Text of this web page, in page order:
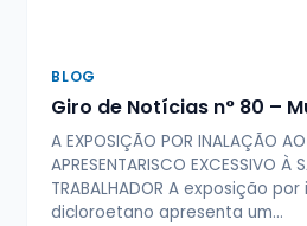
BLOG
Giro de Notícias n° 80 –
A EXPOSIÇÃO POR INALAÇÃO
APRESENTARISCO EXCESSIVO À
TRABALHADOR A exposição
dicloroetano apresenta um…